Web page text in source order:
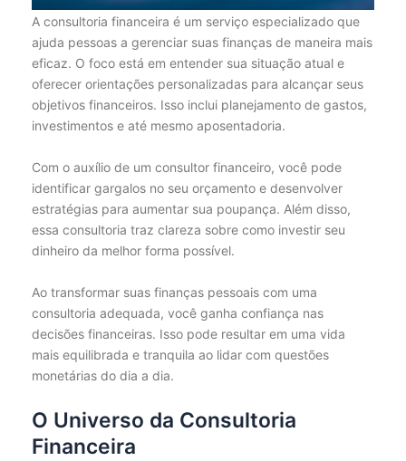
A consultoria financeira é um serviço especializado que
ajuda pessoas a gerenciar suas finanças de maneira mais
eficaz. O foco está em entender sua situação atual e
oferecer orientações personalizadas para alcançar seus
objetivos financeiros. Isso inclui planejamento de gastos,
investimentos e até mesmo aposentadoria.
Com o auxílio de um consultor financeiro, você pode
identificar gargalos no seu orçamento e desenvolver
estratégias para aumentar sua poupança. Além disso,
essa consultoria traz clareza sobre como investir seu
dinheiro da melhor forma possível.
Ao transformar suas finanças pessoais com uma
consultoria adequada, você ganha confiança nas
decisões financeiras. Isso pode resultar em uma vida
mais equilibrada e tranquila ao lidar com questões
monetárias do dia a dia.
O Universo da Consultoria
Financeira